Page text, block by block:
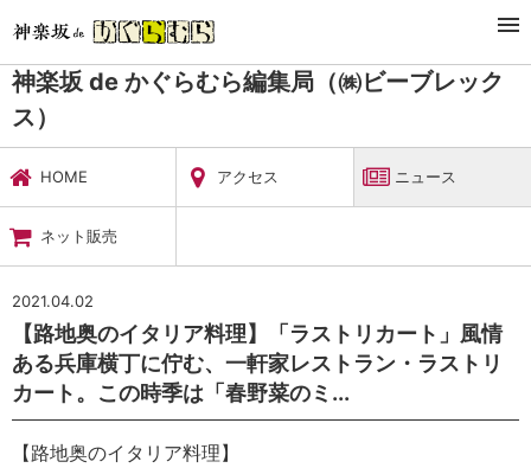
暮らし・娯楽
神楽坂 de かぐらむら編集局（㈱ビーブレックス）
ニュース
神楽坂 de かぐらむら編集局（㈱ビーブレック
ス）
HOME アクセス ニュース
ネット販売
2021.04.02
【路地奥のイタリア料理】「ラストリカート」風情
ある兵庫横丁に佇む、一軒家レストラン・ラストリ
カート。この時季は「春野菜のミ...
【路地奥のイタリア料理】